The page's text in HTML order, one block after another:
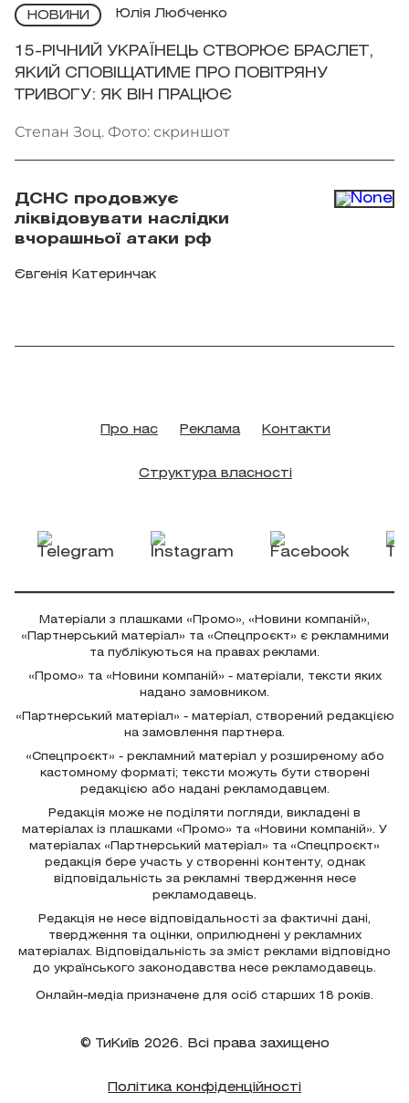
НОВИНИ Юлія Любченко
15-РІЧНИЙ УКРАЇНЕЦЬ СТВОРЮЄ БРАСЛЕТ,
ЯКИЙ СПОВІЩАТИМЕ ПРО ПОВІТРЯНУ
ТРИВОГУ: ЯК ВІН ПРАЦЮЄ
Степан Зоц. Фото: скриншот
ДСНС продовжує
ліквідовувати наслідки
вчорашньої атаки рф
Євгенія Катеринчак
Про нас Реклама Контакти
Структура власності
Матеріали з плашками «Промо», «Новини компаній»,
«Партнерський матеріал» та «Спецпроєкт» є рекламними
та публікуються на правах реклами.
«Промо» та «Новини компаній» - матеріали, тексти яких
надано замовником.
«Партнерський матеріал» - матеріал, створений редакцією
на замовлення партнера.
«Спецпроєкт» - рекламний матеріал у розширеному або
кастомному форматі; тексти можуть бути створені
редакцією або надані рекламодавцем.
Редакція може не поділяти погляди, викладені в
матеріалах із плашками «Промо» та «Новини компаній». У
матеріалах «Партнерський матеріал» та «Спецпроєкт»
редакція бере участь у створенні контенту, однак
відповідальність за рекламні твердження несе
рекламодавець.
Редакція не несе відповідальності за фактичні дані,
твердження та оцінки, оприлюднені у рекламних
матеріалах. Відповідальність за зміст реклами відповідно
до українського законодавства несе рекламодавець.
Онлайн-медіа призначене для осіб старших 18 років.
© ТиКиїв 2026. Всі права захищено
Політика конфіденційності